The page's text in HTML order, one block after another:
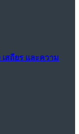
เสถียร และความ